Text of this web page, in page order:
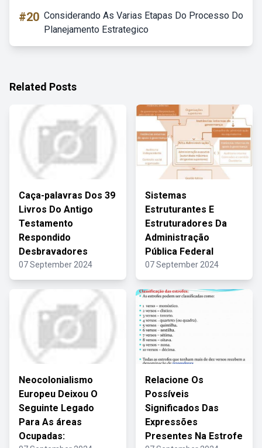
#20 Considerando As Varias Etapas Do Processo Do
Planejamento Estrategico
Related Posts
Caça-palavras Dos 39
Livros Do Antigo
Testamento
Respondido
Desbravadores
07 September 2024
Sistemas
Estruturantes E
Estruturadores Da
Administração
Pública Federal
07 September 2024
Neocolonialismo
Europeu Deixou O
Seguinte Legado
Para As áreas
Ocupadas:
Relacione Os
Possíveis
Significados Das
Expressões
Presentes Na Estrofe